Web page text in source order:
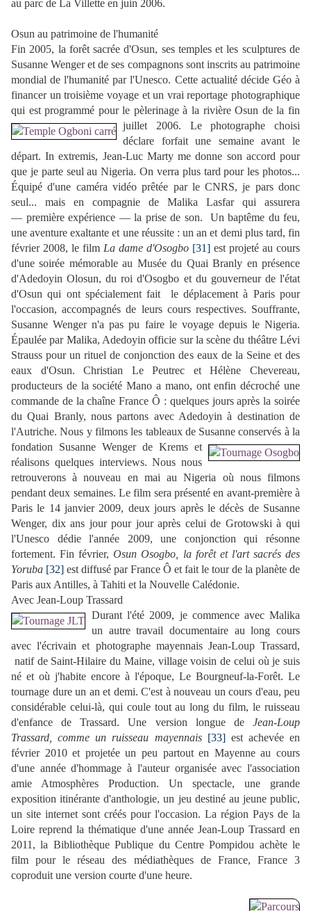
au parc de La Villette en juin 2006.
Osun au patrimoine de l'humanité
Fin 2005, la forêt sacrée d'Osun, ses temples et les sculptures de
Susanne Wenger et de ses compagnons sont inscrits au patrimoine
mondial de l'humanité par l'Unesco. Cette actualité décide Géo à
financer un troisième voyage et un vrai reportage photographique
qui est programmé pour le pèlerinage à la rivière Osun de la fin
juillet 2006. Le photographe choisi
déclare forfait une semaine avant le
départ. In extremis, Jean-Luc Marty me donne son accord pour
que je parte seul au Nigeria. On verra plus tard pour les photos...
Équipé d'une caméra vidéo prêtée par le CNRS, je pars donc
seul... mais en compagnie de Malika Lasfar qui assurera
— première expérience — la prise de son. Un baptême du feu,
une aventure exaltante et une réussite : un an et demi plus tard, fin
février 2008, le film La dame d'Osogbo [31] est projeté au cours
d'une soirée mémorable au Musée du Quai Branly en présence
d'Adedoyin Olosun, du roi d'Osogbo et du gouverneur de l'état
d'Osun qui ont spécialement fait le déplacement à Paris pour
l'occasion, accompagnés de leurs cours respectives. Souffrante,
Susanne Wenger n'a pas pu faire le voyage depuis le Nigeria.
Épaulée par Malika, Adedoyin officie sur la scène du théâtre Lévi
Strauss pour un rituel de conjonction des eaux de la Seine et des
eaux d'Osun. Christian Le Peutrec et Hélène Chevereau,
producteurs de la société Mano a mano, ont enfin décroché une
commande de la chaîne France Ô : quelques jours après la soirée
du Quai Branly, nous partons avec Adedoyin à destination de
l'Autriche. Nous y filmons les tableaux de Susanne conservés à la
fondation Susanne Wenger de Krems et
réalisons quelques interviews. Nous nous
retrouverons à nouveau en mai au Nigeria où nous filmons
pendant deux semaines. Le film sera présenté en avant-première à
Paris le 14 janvier 2009, deux jours après le décès de Susanne
Wenger, dix ans jour pour jour après celui de Grotowski à qui
l'Unesco dédie l'année 2009, une conjonction qui résonne
fortement. Fin février,Osun Osogbo, la forêt et l'art sacrés des
Yoruba [32] est diffusé par France Ô et fait le tour de la planète de
Paris aux Antilles, à Tahiti et la Nouvelle Calédonie.
Avec Jean-Loup Trassard
Durant l'été 2009, je commence avec Malika
un autre travail documentaire au long cours
avec l'écrivain et photographe mayennais Jean-Loup Trassard,
natif de Saint-Hilaire du Maine, village voisin de celui où je suis
né et où j'habite encore à l'époque, Le Bourgneuf-la-Forêt. Le
tournage dure un an et demi. C'est à nouveau un cours d'eau, peu
considérable celui-là, qui coule tout au long du film, le ruisseau
d'enfance de Trassard. Une version longue de Jean-Loup
Trassard, comme un ruisseau mayennais [33]est achevée en
février 2010 et projetée un peu partout en Mayenne au cours
d'une année d'hommage à l'auteur organisée avec l'association
amie Atmosphères Production. Un spectacle, une grande
exposition itinérante d'anthologie, un jeu destiné au jeune public,
un site internet sont créés pour l'occasion. La région Pays de la
Loire reprend la thématique d'une année Jean-Loup Trassard en
2011, la Bibliothèque Publique du Centre Pompidou achète le
film pour le réseau des médiathèques de France, France 3
coproduit une version courte d'une heure.